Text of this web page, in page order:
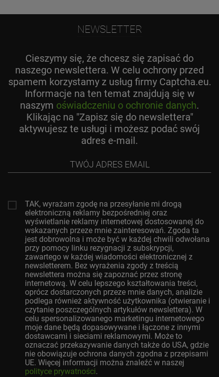
NEWSLETTER
Cieszymy się, że chcesz się zapisać do
naszego newslettera. W celu ochrony przed
spamem korzystamy z usług firmy Captcha.eu.
Informacje na ten temat znajdują się w
naszym oświadczeniu o ochronie danych.
Klikając na "Zapisz się do newslettera"
aktywujesz te usługi i możesz podać swój
adres e-mail.
email
TAK, wyrażam zgodę na przesyłanie mi drogą
elektroniczną reklamy bezpośredniej oraz
wyświetlanie reklamy internetowej dostosowanej do
wskazanych przeze mnie zainteresowań. Zgoda ta
jest dobrowolna i może być w każdej chwili odwołana
przy pomocy linku rezygnacji z subskrypcji,
zawartego w każdej wiadomości elektronicznej z
newsletterem. Bez wyrażenia zgody z treścią
newslettera można się zapoznać przez stronę
internetową. W celu lepszego kształtowania treści,
oprócz dostarczonych przeze mnie danych, analizie
podlega również aktywność użytkownika (otwieranie i
czytanie poszczególnych artykułów newslettera). W
celu spersonalizowanego marketingu internetowego
moje dane będą dopasowywane i łączone z innymi
dostawcami i sieciami reklamowymi. Może to
oznaczać przekazywanie danych także do USA, gdzie
nie obowiązuje ochrona danych zgodna z przepisami
UE. Więcej informacji można znaleźć w naszej
polityce prywatności.